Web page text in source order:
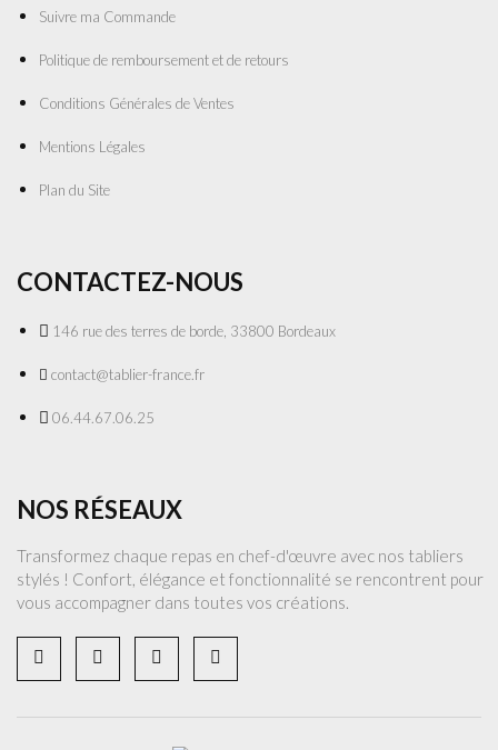
Suivre ma Commande
Politique de remboursement et de retours
Conditions Générales de Ventes
Mentions Légales
Plan du Site
CONTACTEZ-NOUS
146 rue des terres de borde, 33800 Bordeaux
contact@tablier-france.fr
06.44.67.06.25
NOS RÉSEAUX
Transformez chaque repas en chef-d'œuvre avec nos tabliers
stylés ! Confort, élégance et fonctionnalité se rencontrent pour
vous accompagner dans toutes vos créations.